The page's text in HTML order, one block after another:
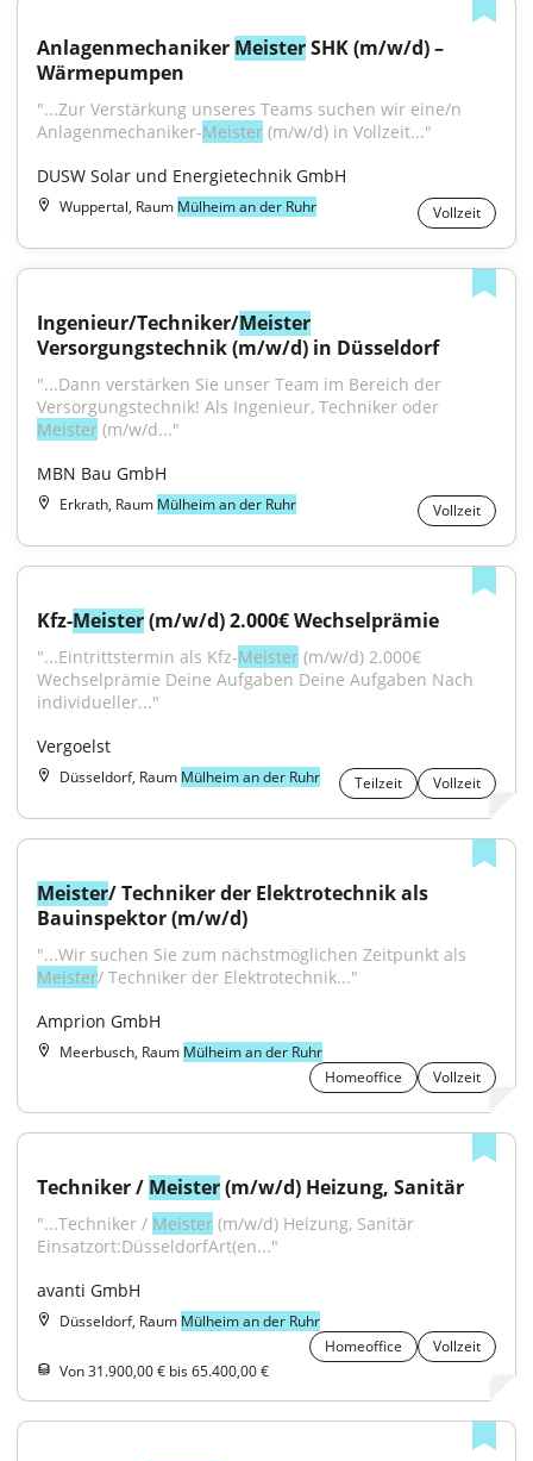
Anlagenmechaniker Meister SHK (m/w/d) –
Wärmepumpen
"...Zur Verstärkung unseres Teams suchen wir eine/n
Anlagenmechaniker-Meister (m/w/d) in Vollzeit..."
DUSW Solar und Energietechnik GmbH
Wuppertal, Raum Mülheim an der Ruhr Vollzeit
Ingenieur/Techniker/Meister
Versorgungstechnik (m/w/d) in Düsseldorf
"...Dann verstärken Sie unser Team im Bereich der
Meister (m/w/d..."
MBN Bau GmbH
Erkrath, Raum Mülheim an der Ruhr Vollzeit
Kfz-Meister (m/w/d) 2.000€ Wechselprämie
"...Eintrittstermin als Kfz-Meister (m/w/d) 2.000€
Wechselprämie Deine Aufgaben Deine Aufgaben Nach
individueller..."
Vergoelst
Düsseldorf, Raum Mülheim an der Ruhr Teilzeit Vollzeit
Meister/ Techniker der Elektrotechnik als
Bauinspektor (m/w/d)
Meister/ Techniker der Elektrotechnik..."
Amprion GmbH
Meerbusch, Raum Mülheim an der Ruhr
Homeoffice
Vollzeit
Techniker / Meister (m/w/d) Heizung, Sanitär
"...Techniker / Meister (m/w/d) Heizung, Sanitär
Einsatzort:DüsseldorfArt(en..."
avanti GmbH
Düsseldorf, Raum Mülheim an der Ruhr
Homeoffice
Vollzeit
Von 31.900,00 € bis 65.400,00 €